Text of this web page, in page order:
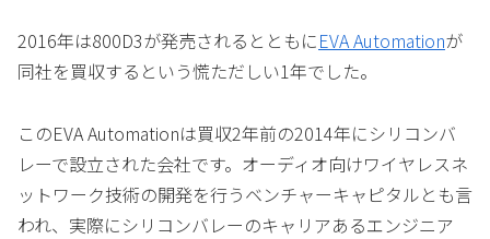
2016年は800D3が発売されるとともにEVA Automationが
同社を買収するという慌ただしい1年でした。
このEVA Automationは買収2年前の2014年にシリコンバ
レーで設立された会社です。オーディオ向けワイヤレスネ
ットワーク技術の開発を行うベンチャーキャピタルとも言
われ、実際にシリコンバレーのキャリアあるエンジニア